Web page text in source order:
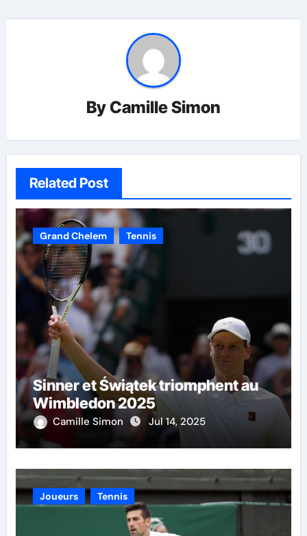
ByCamille Simon
Related Post
Grand Chelem Tennis
Sinner et Świątek triomphent au
Wimbledon 2025
Camille Simon Jul 14, 2025
Joueurs Tennis